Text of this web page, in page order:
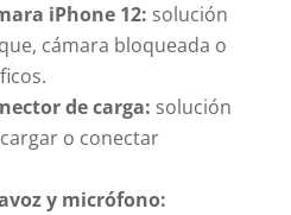
iPhone 12: solución
cámara bloqueada o
de carga: solución
o conectar
y micrófono: